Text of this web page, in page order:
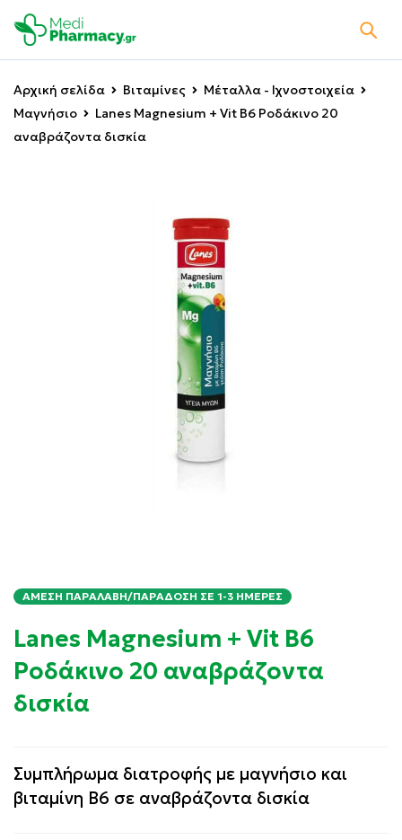
Αρχική σελίδα Βιταμίνες
Μέταλλα - Ιχνοστοιχεία
Μαγνήσιο
Lanes Magnesium + Vit B6 Ροδάκινο 20
αναβράζοντα δισκία
ΆΜΕΣΗ ΠΑΡΑΛΑΒΉ/ΠΑΡΆΔΟΣΗ ΣΕ 1-3 ΗΜΈΡΕΣ
Lanes Magnesium + Vit B6
Ροδάκινο 20 αναβράζοντα
δισκία
Συμπλήρωμα διατροφής με μαγνήσιο και
βιταμίνη B6 σε αναβράζοντα δισκία